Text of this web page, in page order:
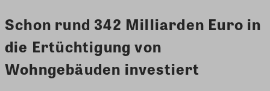
Schon rund 342 Milliarden Euro in
die Ertüchtigung von
Wohngebäuden investiert